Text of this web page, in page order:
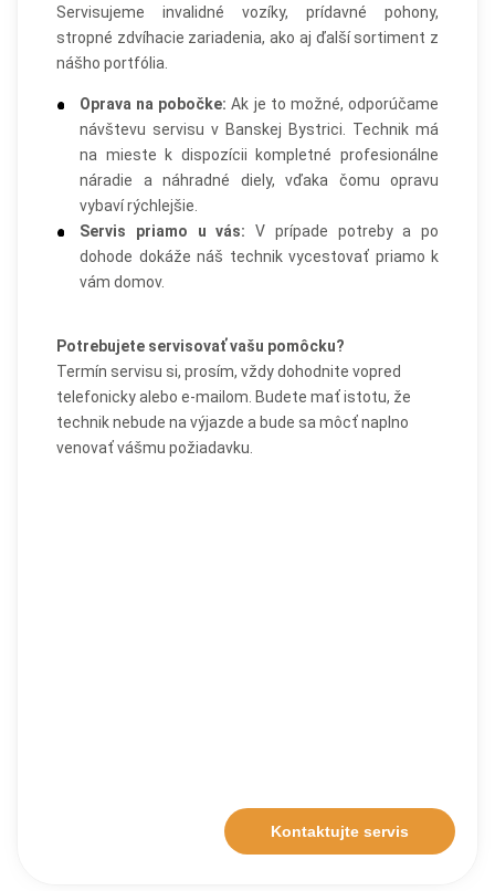
Servisujeme invalidné vozíky, prídavné pohony,
stropné zdvíhacie zariadenia, ako aj ďalší sortiment z
nášho portfólia.
Oprava na pobočke: Ak je to možné, odporúčame
návštevu servisu v Banskej Bystrici. Technik má
na mieste k dispozícii kompletné profesionálne
náradie a náhradné diely, vďaka čomu opravu
vybaví rýchlejšie.
Servis priamo u vás: V prípade potreby a po
dohode dokáže náš technik vycestovať priamo k
vám domov.
Potrebujete servisovať vašu pomôcku?
Termín servisu si, prosím, vždy dohodnite vopred
telefonicky alebo e-mailom. Budete mať istotu, že
technik nebude na výjazde a bude sa môcť naplno
venovať vášmu požiadavku.
Kontaktujte servis